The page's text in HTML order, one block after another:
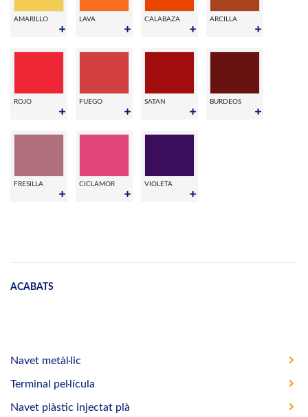
AMARILLO LAVA CALABAZA ARCILLA
ROJO FUEGO SATAN BURDEOS
FRESILLA CICLAMOR VIOLETA
ACABATS
Navet metàl·lic
Terminal pel·lícula
Navet plàstic injectat plà